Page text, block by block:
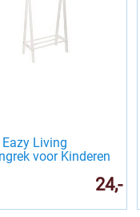
Living
voor Kinderen
24,-